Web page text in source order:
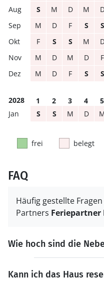
S M D M
M
D F S S
F
S S M
M
D M D F
M
D F S S
2028 1 2 3 4 5
S
S M D
frei belegt
FAQ
Häufig gestellte
Partners
Wie hoch sind die
Kann ich das Haus